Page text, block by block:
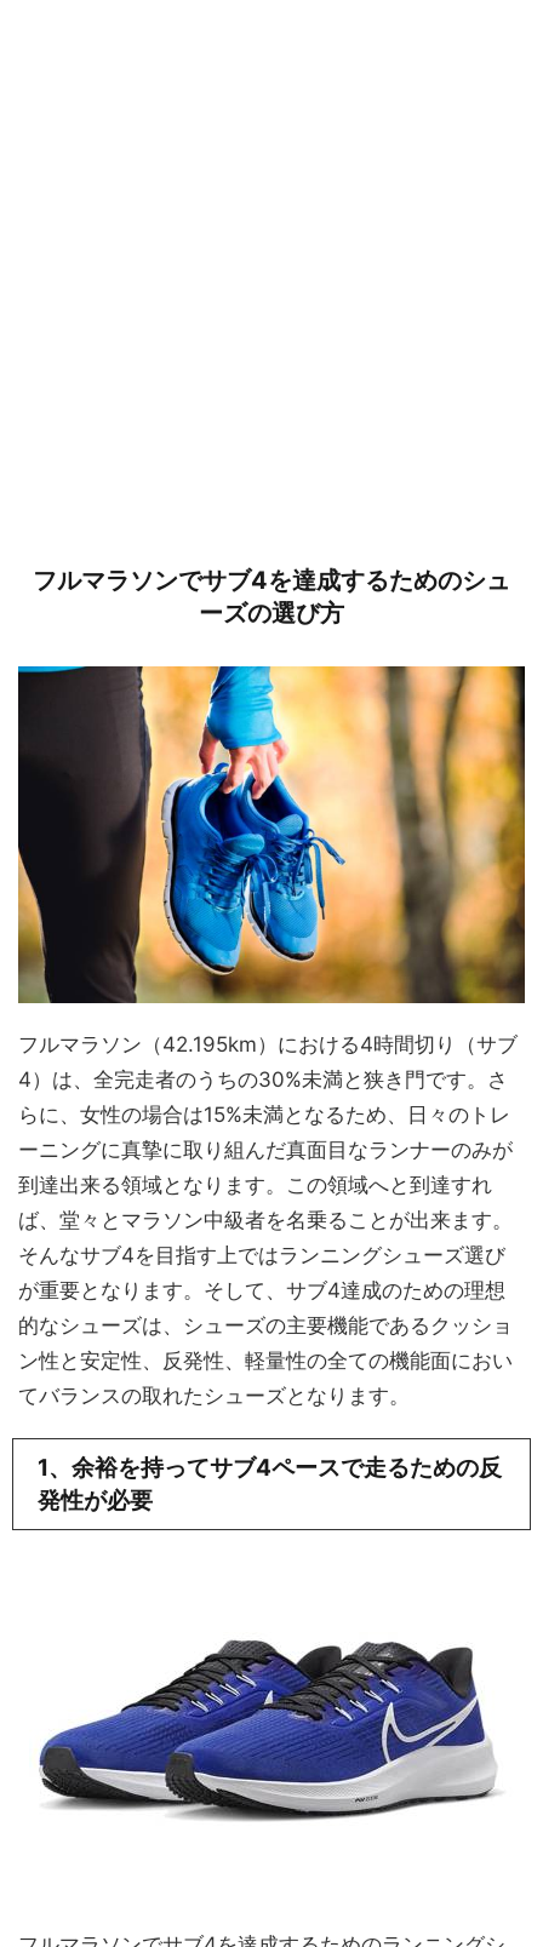
フルマラソンでサブ4を達成するためのシュ
ーズの選び方
フルマラソン（42.195km）における4時間切り（サブ
4）は、全完走者のうちの30%未満と狭き門です。さ
らに、女性の場合は15%未満となるため、日々のトレ
ーニングに真摯に取り組んだ真面目なランナーのみが
到達出来る領域となります。この領域へと到達すれ
ば、堂々とマラソン中級者を名乗ることが出来ます。
そんなサブ4を目指す上ではランニングシューズ選び
が重要となります。そして、サブ4達成のための理想
的なシューズは、シューズの主要機能であるクッショ
ン性と安定性、反発性、軽量性の全ての機能面におい
てバランスの取れたシューズとなります。
1、余裕を持ってサブ4ペースで走るための反
発性が必要